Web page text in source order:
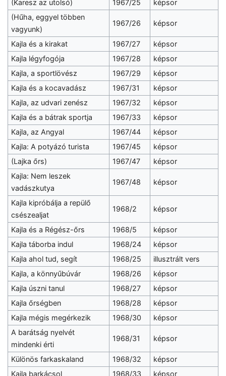
(Karesz az utolsó)
1967/25
képsor
(Hűha, eggyel többen
vagyunk)
1967/26 képsor
Kajla és a kirakat 1967/27
képsor
Kajla légyfogója
1967/28
képsor
Kajla, a sportlövész
1967/29
képsor
Kajla és a kocavadász
1967/31
képsor
Kajla, az udvari zenész
1967/32
képsor
Kajla és a bátrak sportja
1967/33
képsor
Kajla, az Angyal
1967/44
képsor
Kajla: A potyázó turista
1967/45
képsor
(Lajka őrs)
1967/47
képsor
Kajla: Nem leszek
vadászkutya
1967/48 képsor
Kajla kipróbálja a repülő
csészealjat
1968/2 képsor
Kajla és a Régész-őrs 1968/5
képsor
Kajla táborba indul
1968/24
képsor
Kajla ahol tud, segít
1968/25
illusztrált vers
Kajla, a könnyűbúvár
1968/26
képsor
Kajla úszni tanul
1968/27
képsor
Kajla őrségben
1968/28
képsor
Kajla mégis megérkezik
1968/30
képsor
A barátság nyelvét
mindenki érti
1968/31 képsor
Különös farkaskaland 1968/32
képsor
Kajla barkácsol
1968/33 képsor